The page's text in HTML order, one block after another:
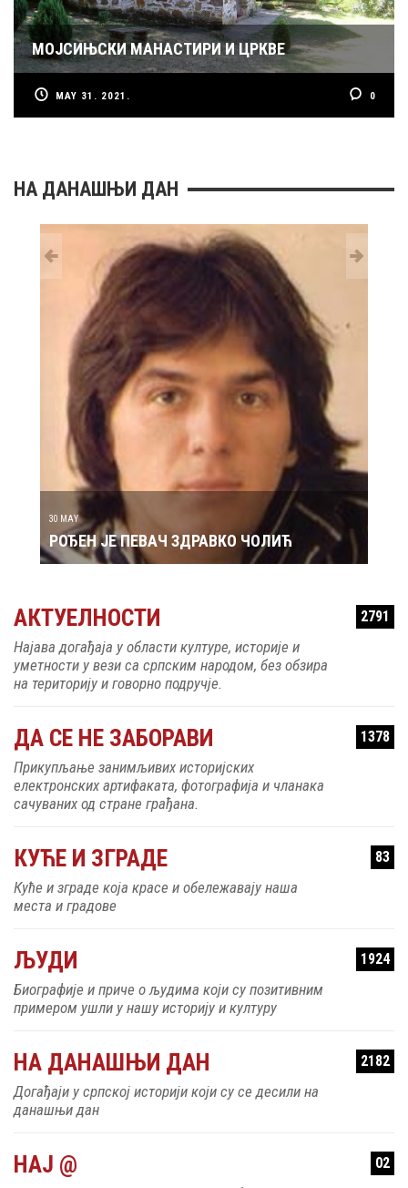
МОЈСИЊСКИ МАНАСТИРИ И ЦРКВЕ
MAY 31. 2021. 0
НА ДАНАШЊИ ДАН
30 MAY
РОЂЕН ЈЕ ПЕВАЧ ЗДРАВКО ЧОЛИЋ
АКТУЕЛНОСТИ 2791
Најава догађаја у области културе, историје и
уметности у вези са српским народом, без обзира
на територију и говорно подручје.
ДА СЕ НЕ ЗАБОРАВИ 1378
Прикупљање занимљивих историјских
електронских артифаката, фотографија и чланака
сачуваних од стране грађана.
КУЋЕ И ЗГРАДЕ 83
Куће и зграде која красе и обележавају наша
места и градове
ЉУДИ 1924
Биографије и приче о људима који су позитивним
примером ушли у нашу историју и културу
НА ДАНАШЊИ ДАН 2182
Догађаји у српској историји који су се десили на
данашњи дан
НАЈ @ 02